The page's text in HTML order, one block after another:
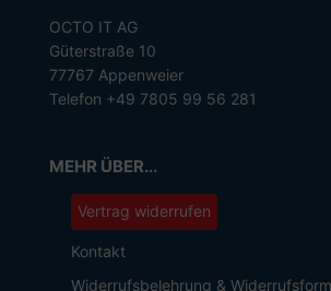
OCTO IT AG
Güterstraße 10
77767 Appenweier
Telefon +49 7805 99 56 281
MEHR ÜBER...
Vertrag widerrufen
Kontakt
Widerrufsbelehrung &